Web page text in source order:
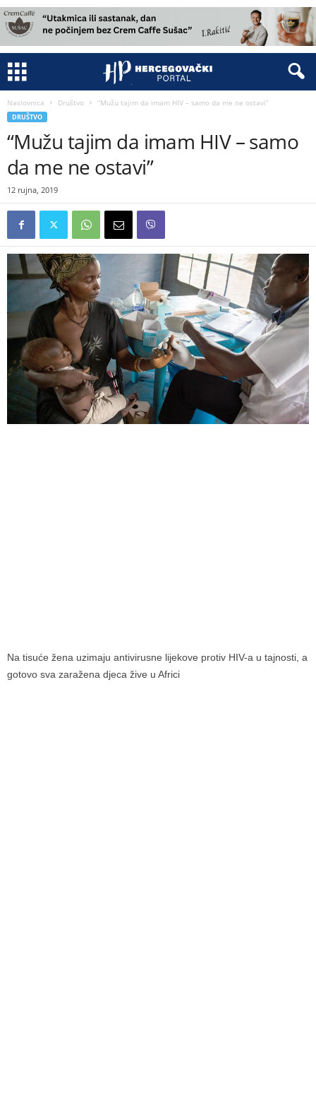
Naslovnica Društvo “Mužu tajim da imam HIV – samo da me ne ostavi”
DRUŠTVO
“Mužu tajim da imam HIV – samo
da me ne ostavi”
12 rujna, 2019
Na tisuće žena uzimaju antivirusne lijekove protiv HIV-a u tajnosti, a
gotovo sva zaražena djeca žive u Africi